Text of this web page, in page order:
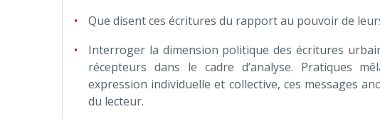
Que disent ces écritures du rapport au pouvoir de
Interroger la dimension politique des écritures
récepteurs dans le cadre d’analyse. Pratiques
expression individuelle et collective, ces messages
du lecteur.